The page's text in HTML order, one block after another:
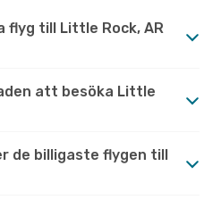
flyg till Little Rock, AR
att besöka Little
de billigaste flygen till